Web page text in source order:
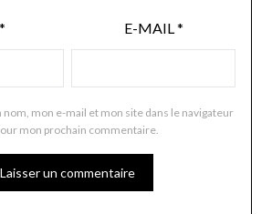
* E-MAIL*
mon e-mail et mon site dans le navigateur
mon prochain commentaire.